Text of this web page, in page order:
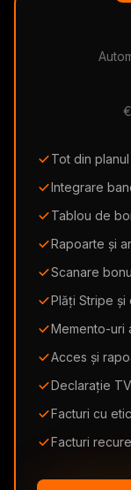
€
Tot din
Integrare
Tablou de
Rapoarte și
Scanare
Plăți Stripe și
Memento-uri
Acces și
Declarație
Facturi cu
Facturi